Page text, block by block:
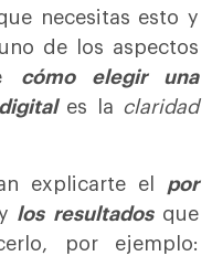
necesitas esto y
de los aspectos
cómo elegir una
es la claridad
explicarte el por
los resultadosque
por ejemplo: